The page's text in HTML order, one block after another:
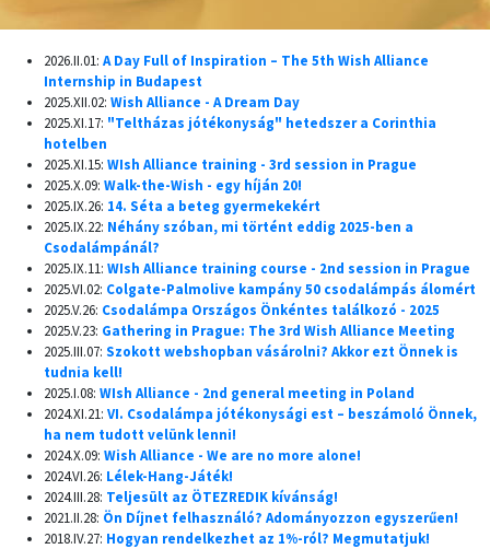
2026.II.01: A Day Full of Inspiration – The 5th Wish Alliance
Internship in Budapest
2025.XII.02: Wish Alliance - A Dream Day
2025.XI.17: "Teltházas jótékonyság" hetedszer a Corinthia
hotelben
2025.XI.15: WIsh Alliance training - 3rd session in Prague
2025.X.09: Walk-the-Wish - egy híján 20!
2025.IX.26: 14. Séta a beteg gyermekekért
2025.IX.22: Néhány szóban, mi történt eddig 2025-ben a
Csodalámpánál?
2025.IX.11: WIsh Alliance training course - 2nd session in Prague
2025.VI.02: Colgate-Palmolive kampány 50 csodalámpás álomért
2025.V.26: Csodalámpa Országos Önkéntes találkozó - 2025
2025.V.23: Gathering in Prague: The 3rd Wish Alliance Meeting
2025.III.07: Szokott webshopban vásárolni? Akkor ezt Önnek is
tudnia kell!
2025.I.08: WIsh Alliance - 2nd general meeting in Poland
2024.XI.21: VI. Csodalámpa jótékonysági est – beszámoló Önnek,
ha nem tudott velünk lenni!
2024.X.09: Wish Alliance - We are no more alone!
2024.VI.26: Lélek-Hang-Játék!
2024.III.28: Teljesült az ÖTEZREDIK kívánság!
2021.II.28: Ön Díjnet felhasználó? Adományozzon egyszerűen!
2018.IV.27: Hogyan rendelkezhet az 1%-ról? Megmutatjuk!